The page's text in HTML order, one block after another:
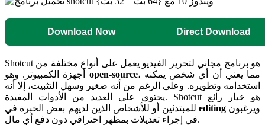
Download Now Direct Download
Shotcut هو برنامج مجاني لتحرير الفيديو يعمل على أنواع مختلفة من
open-source، مما يعني أن أي شخص يمكنه
استخدامه وتطويره. وعلى الرغم من أنه صغير وسهل التثبيت، إلا أنه
يحتوي على العديد من الأدوات المفيدة. Shotcut هو خيار رائع
editingويرغبون
في إجراء تعديلات بمظهر احترافي دون دفع أي مال.